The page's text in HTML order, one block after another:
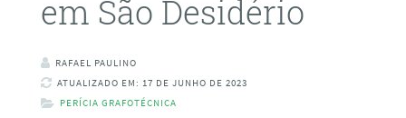
em São Desidério
RAFAEL PAULINO
ATUALIZADO EM: 17 DE JUNHO DE 2023
PERÍCIA GRAFOTÉCNICA